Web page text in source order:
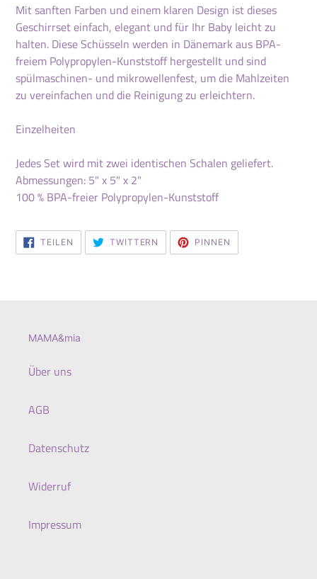
hinzugefügt
Mit sanften Farben und einem klaren Design ist dieses
Geschirrset einfach, elegant und für Ihr Baby leicht zu
halten. Diese Schüsseln werden in Dänemark aus BPA-
freiem Polypropylen-Kunststoff hergestellt und sind
spülmaschinen- und mikrowellenfest, um die Mahlzeiten
zu vereinfachen und die Reinigung zu erleichtern.
Einzelheiten
Jedes Set wird mit zwei identischen Schalen geliefert.
Abmessungen: 5" x 5" x 2"
100 % BPA-freier Polypropylen-Kunststoff
TEILEN
FACEBOOK
TEILEN
TWITTERN
TWITTER
TWITTERN
PINNEN
PINNEN
MAMA&mia
Über uns
AGB
Datenschutz
Widerruf
Impressum